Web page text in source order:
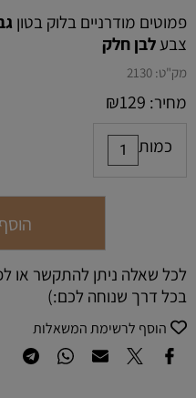
פמוטים מודרניים בלוק בטון
צבעלבן חלק
מק"ט: 2130
מחיר: ₪129
כמות
לכל שאלה ניתן להתקשר או
בכל דרך שנוחה לכם:)
הוסף לרשימת המשאלות